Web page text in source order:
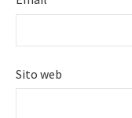
Sito web